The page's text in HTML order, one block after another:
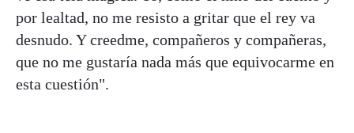
por lealtad, no me resisto a gritar que el rey va
desnudo. Y creedme, compañeros y compañeras,
que no me gustaría nada más que equivocarme en
esta cuestión".